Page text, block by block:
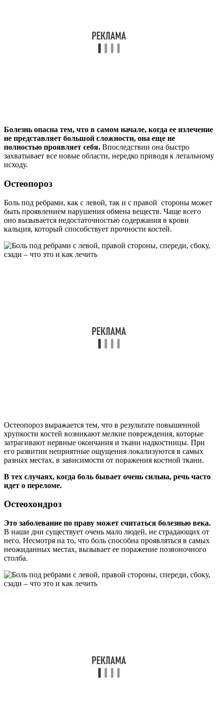
Болезнь опасна тем, что в самом начале, когда ее излечение
не представляет большой сложности, она еще не
полностью проявляет себя. Впоследствии она быстро
захватывает все новые области, нередко приводя к летальному
исходу.
Остеопороз
Боль под ребрами, как с левой, так и с правой стороны может
быть проявлением нарушения обмена веществ. Чаще всего
оно вызывается недостаточностью содержания в крови
кальция, который способствует прочности костей.
Остеопороз выражается тем, что в результате повышенной
хрупкости костей возникают мелкие повреждения, которые
затрагивают нервные окончания и ткани надкостницы. При
его развитии неприятные ощущения локализуются в самых
разных местах, в зависимости от поражения костной ткани.
В тех случаях, когда боль бывает очень сильна, речь часто
идет о переломе.
Остеохондроз
Это заболевание по праву может считаться болезнью века.
В наши дни существует очень мало людей, не страдающих от
него. Несмотря на то, что боль способна проявляться в самых
неожиданных местах, вызывает ее поражение позвоночного
столба.